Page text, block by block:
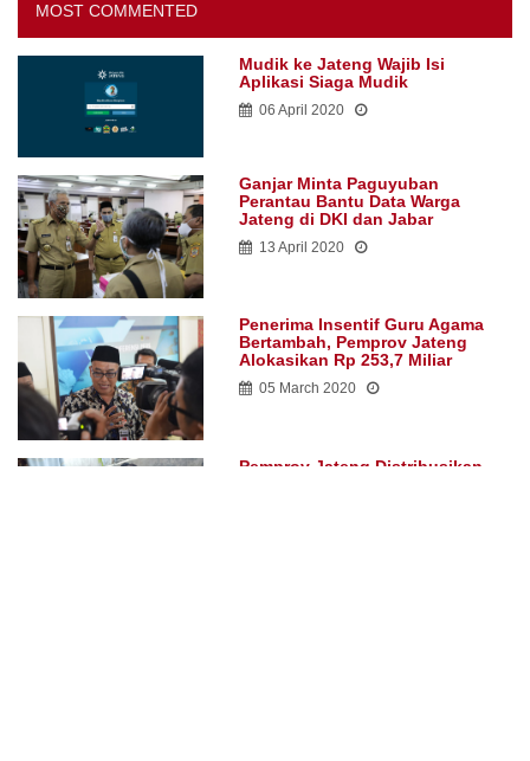
MOST COMMENTED
Mudik ke Jateng Wajib Isi
Aplikasi Siaga Mudik
06 April 2020
Ganjar Minta Paguyuban
Perantau Bantu Data Warga
Jateng di DKI dan Jabar
13 April 2020
Penerima Insentif Guru Agama
Bertambah, Pemprov Jateng
Alokasikan Rp 253,7 Miliar
05 March 2020
Pemprov Jateng Distribusikan